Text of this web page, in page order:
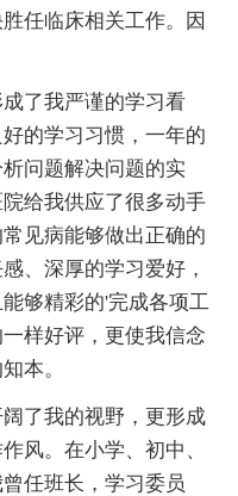
任临床相关工作。因
了我严谨的学习看
的学习习惯，一年的
问题解决问题的实
给我供应了很多动手
见病能够做出正确的
、深厚的学习爱好，
够精彩的'完成各项工
样好评，更使我信念
本。
了我的视野，更形成
风。在小学、初中、
任班长，学习委员